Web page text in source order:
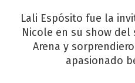
Lali Espósito fue la
Nicole en su show del
Arena y
apasionado